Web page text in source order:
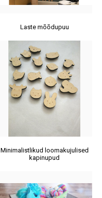
Laste mõõdupuu
Minimalistlikud loomakujulised
kapinupud